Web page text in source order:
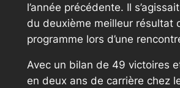
l’année précédente. Il
du deuxième meilleur résultat
programme lors d’une
Avec un bilan de 49 victoires
en deux ans de carrière chez